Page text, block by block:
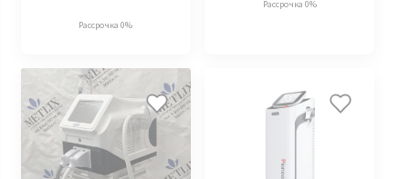
Рассрочка 0%
Рассрочка 0%